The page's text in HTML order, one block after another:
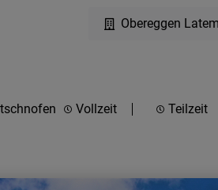
Obereggen
Vollzeit Teilzeit